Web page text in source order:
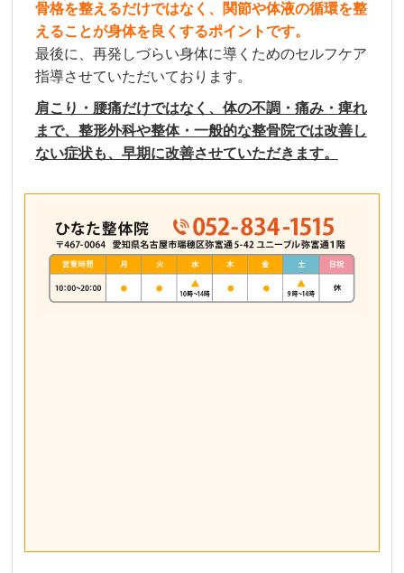
骨格を整えるだけではなく、関節や体液の循環を整
えることが身体を良くするポイントです。
最後に、再発しづらい身体に導くためのセルフケア
指導させていただいております。
肩こり・腰痛だけではなく、体の不調・痛み・痺れ
まで、整形外科や整体・一般的な整骨院では改善し
ない症状も、早期に改善させていただきます。